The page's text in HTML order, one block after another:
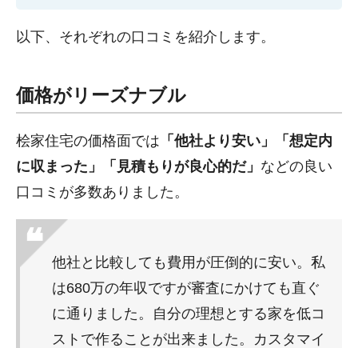
以下、それぞれの口コミを紹介します。
価格がリーズナブル
桧家住宅の価格面では 「他社より安い」「想定内
に収まった」「見積もりが良心的だ」 などの良い
口コミが多数ありました。
他社と比較しても費用が圧倒的に安い。私
は680万の年収ですが審査にかけても直ぐ
に通りました。自分の理想とする家を低コ
ストで作ることが出来ました。カスタマイ